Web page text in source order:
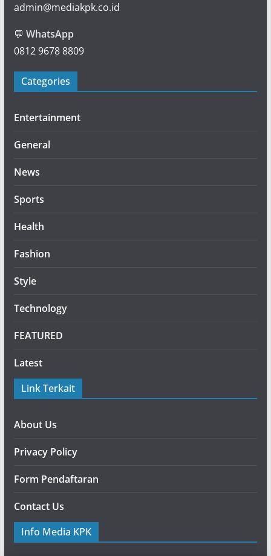
admin@mediakpk.co.id
💬 WhatsApp
0812 9678 8809
Categories
Entertainment
General
News
Sports
Health
Fashion
Style
Technology
FEATURED
Latest
Link Terkait
About Us
Privacy Policy
Form Pendaftaran
Contact Us
Info Media KPK